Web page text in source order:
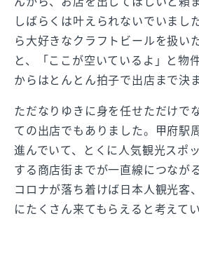
しばらくは叶えられないでいまし
ら大好きなクラフトビールを扱い
と、「ここが空いているよ」と物
からはとんとん拍子で出店まで決
ただなりゆきに身を任せただけで
ての出店でもありました。甲府駅
進んでいて、とくに人気観光スポ
する商店街までが一直線につなが
コロナが落ち着けば日本人観光客
にたくさん来てもらえると考えて